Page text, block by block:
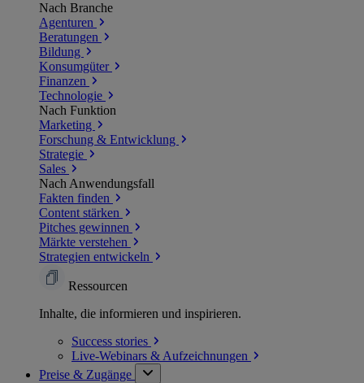
Nach Branche
Agenturen
Beratungen
Bildung
Konsumgüter
Finanzen
Technologie
Nach Funktion
Marketing
Forschung & Entwicklung
Strategie
Sales
Nach Anwendungsfall
Fakten finden
Content stärken
Pitches gewinnen
Märkte verstehen
Strategien entwickeln
Ressourcen
Inhalte, die informieren und inspirieren.
Success stories
Live-Webinars & Aufzeichnungen
Preise & Zugänge